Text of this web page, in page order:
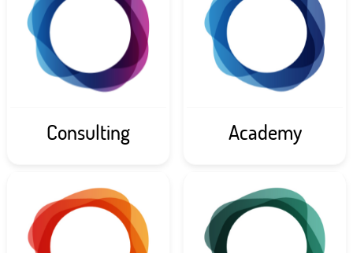
Consulting Academy